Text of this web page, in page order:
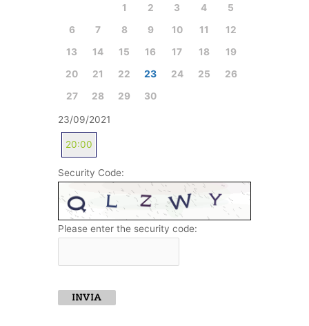
1 2 3 4
5
6
7 8 9 10 11
12
13
14 15 16 17 18
19
20
21 22 23 24 25
26
27
28 29 30
23/09/2021
20:00
Security Code:
Please enter the security code:
INVIA